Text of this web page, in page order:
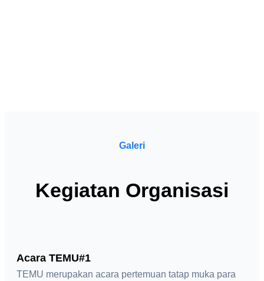
Galeri
Kegiatan Organisasi
Acara TEMU#1
TEMU merupakan acara pertemuan tatap muka para